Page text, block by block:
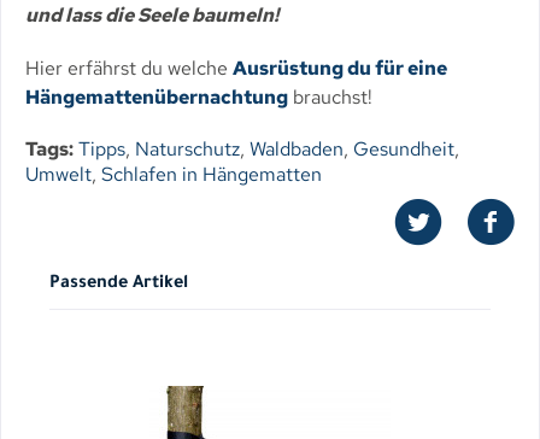
und lass die Seele baumeln!
Hier erfährst du welche Ausrüstung du für eine
Hängemattenübernachtung brauchst!
Tags:Tipps, Naturschutz, Waldbaden, Gesundheit,
Umwelt, Schlafen in Hängematten
Passende Artikel